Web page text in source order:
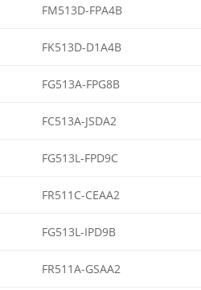
FM513D-FPA4B
FK513D-D1A4B
FG513A-FPG8B
FC513A-JSDA2
FG513L-FPD9C
FR511C-CEAA2
FG513L-IPD9B
FR511A-GSAA2